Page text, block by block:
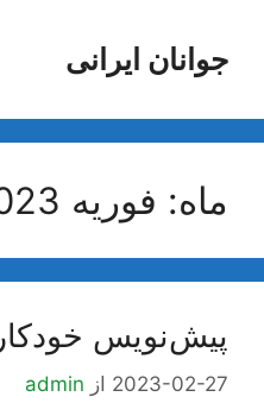
محتواجوانان ایرانی
ماه: فوریه 2023
پیش‌نویس خودکار
2023-02-27 از admin